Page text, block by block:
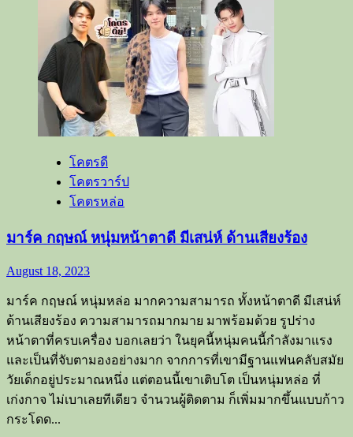
อลัน
หนุ่ม
ผู้
มี
ความ
และ
ชื่น
ชอบ
ดนตรี
โคตรดี
โคตรวาร์ป
โคตรหล่อ
มาร์ค กฤษณ์ หนุ่มหน้าตาดี มีเสน่ห์ ด้านเสียงร้อง
August 18, 2023
มาร์ค กฤษณ์ หนุ่มหล่อ มากความสามารถ ทั้งหน้าตาดี มีเสน่ห์
ด้านเสียงร้อง ความสามารถมากมาย มาพร้อมด้วย รูปร่าง
หน้าตาที่ครบเครื่อง บอกเลยว่า ในยุคนี้หนุ่มคนนี้กำลังมาแรง
และเป็นที่จับตามองอย่างมาก จากการที่เขามีฐานแฟนคลับสมัย
วัยเด็กอยู่ประมาณหนึ่ง แต่ตอนนี้เขาเติบโต เป็นหนุ่มหล่อ ที่
เก่งกาจ ไม่เบาเลยทีเดียว จำนวนผู้ติดตาม ก็เพิ่มมากขึ้นแบบก้าว
กระโดด...